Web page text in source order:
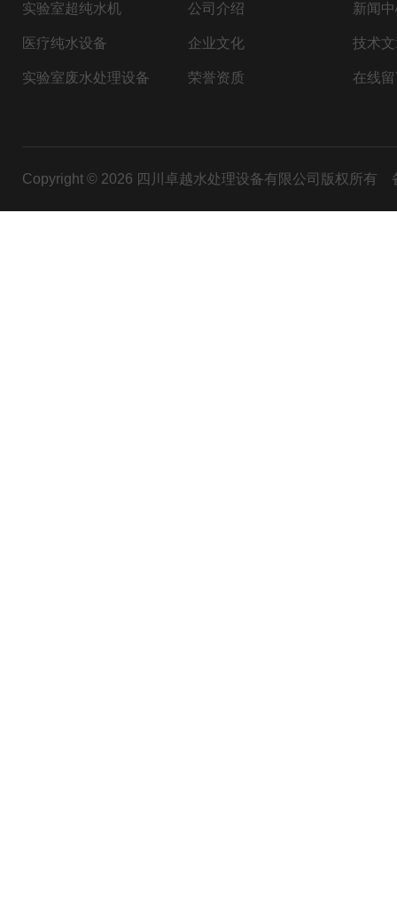
实验室超纯水机
医疗纯水设备
实验室废水处理设备
公司介绍
企业文化
荣誉资质
新闻
技术
在线
Copyright © 2026 四川卓越水处理设备有限公司版权所有